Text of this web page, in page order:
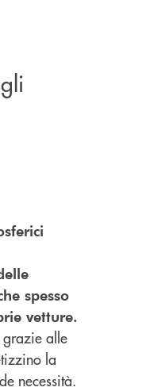
spesso
vetture.
grazie alle
la
necessità.